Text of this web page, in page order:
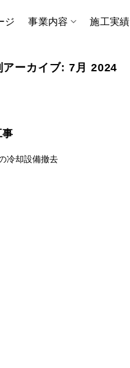
ジ 事業内容 施工実績
アーカイブ: 7月 2024
事
冷却設備撤去